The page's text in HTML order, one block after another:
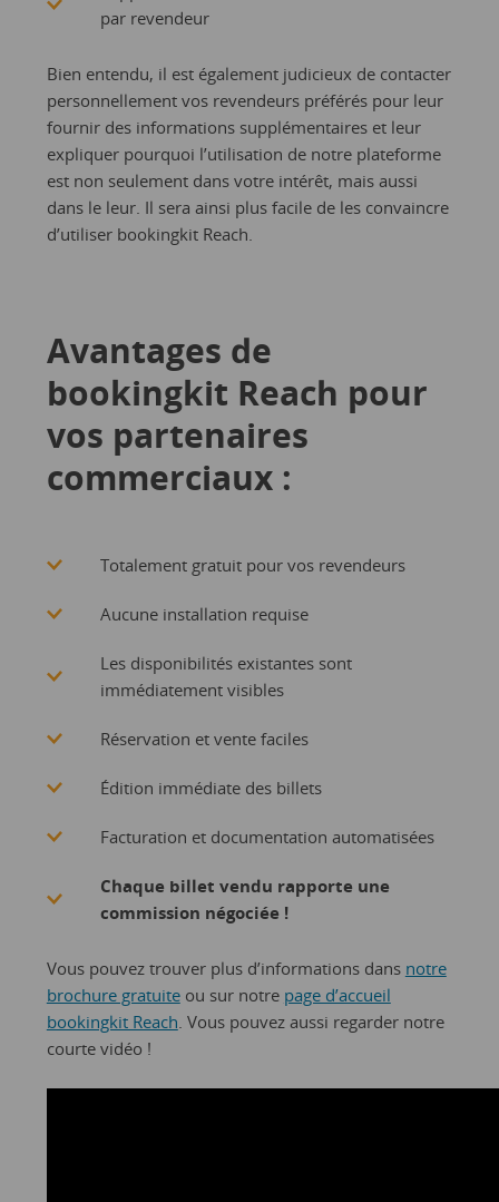
par revendeur
Bien entendu, il est également judicieux de contacter
personnellement vos revendeurs préférés pour leur
fournir des informations supplémentaires et leur
expliquer pourquoi l’utilisation de notre plateforme
est non seulement dans votre intérêt, mais aussi
dans le leur. Il sera ainsi plus facile de les convaincre
d’utiliser bookingkit Reach.
Avantages de
bookingkit Reach pour
vos partenaires
commerciaux :
Totalement gratuit pour vos revendeurs
Aucune installation requise
Les disponibilités existantes sont
immédiatement visibles
Réservation et vente faciles
Édition immédiate des billets
Facturation et documentation automatisées
Chaque billet vendu rapporte une
commission négociée !
Vous pouvez trouver plus d’informations dans notre
brochure gratuiteou sur notre page d’accueil
bookingkit Reach. Vous pouvez aussi regarder notre
courte vidéo !